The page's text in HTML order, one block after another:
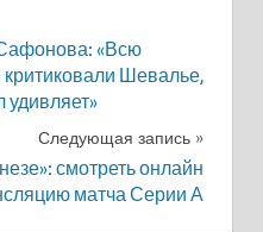
«Всю
Шевалье,
Следующая запись
смотреть онлайн
матча Серии А